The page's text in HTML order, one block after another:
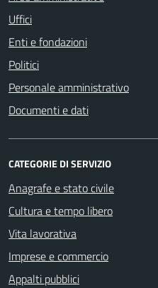
Uffici
Enti e fondazioni
Politici
Personale amministrativo
Documenti e dati
CATEGORIE DI SERVIZIO
Anagrafe e stato civile
Cultura e tempo libero
Vita lavorativa
Imprese e commercio
Appalti pubblici